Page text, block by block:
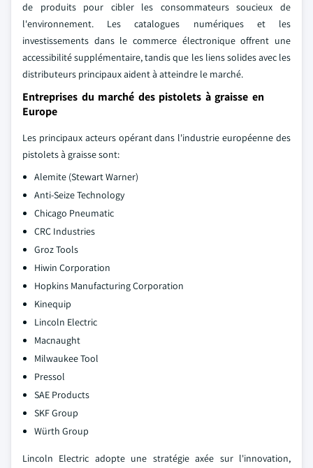
de produits pour cibler les consommateurs soucieux de
l'environnement. Les catalogues numériques et les
investissements dans le commerce électronique offrent une
accessibilité supplémentaire, tandis que les liens solides avec les
distributeurs principaux aident à atteindre le marché.
Entreprises du marché des pistolets à graisse en
Europe
Les principaux acteurs opérant dans l'industrie européenne des
pistolets à graisse sont:
Alemite (Stewart Warner)
Anti-Seize Technology
Chicago Pneumatic
CRC Industries
Groz Tools
Hiwin Corporation
Hopkins Manufacturing Corporation
Kinequip
Lincoln Electric
Macnaught
Milwaukee Tool
Pressol
SAE Products
SKF Group
Würth Group
Lincoln Electric adopte une stratégie axée sur l'innovation,